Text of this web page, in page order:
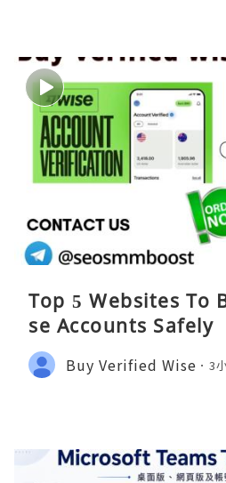
Top 5 Websites To
se Accounts Safely
Buy Verified Wise 3